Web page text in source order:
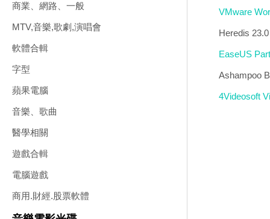
商業、網路、一般
MTV,音樂,歌劇,演唱會
軟體合輯
字型
蘋果電腦
音樂、歌曲
醫學相關
遊戲合輯
電腦遊戲
商用.財經.股票軟體
VMware
Heredis
EaseUS
Ashampoo
4Videosoft